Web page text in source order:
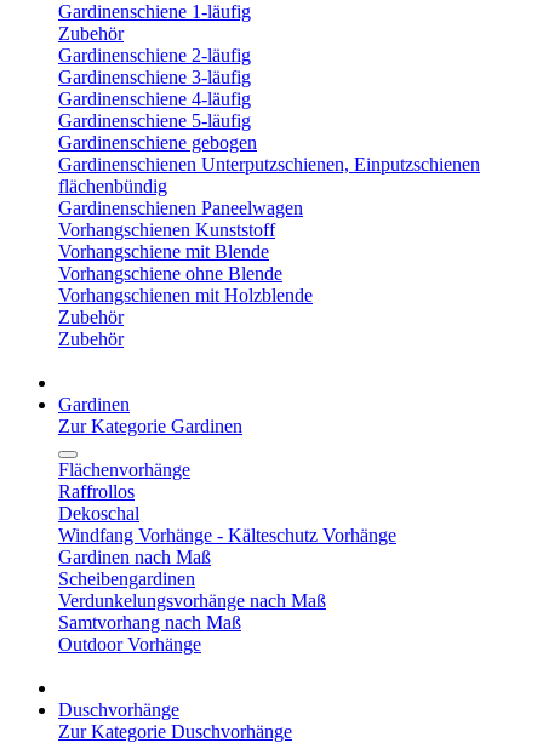
Gardinenschiene 1-läufig
Zubehör
Gardinenschiene 2-läufig
Gardinenschiene 3-läufig
Gardinenschiene 4-läufig
Gardinenschiene 5-läufig
Gardinenschiene gebogen
Gardinenschienen Unterputzschienen, Einputzschienen
flächenbündig
Gardinenschienen Paneelwagen
Vorhangschienen Kunststoff
Vorhangschiene mit Blende
Vorhangschiene ohne Blende
Vorhangschienen mit Holzblende
Zubehör
Zubehör
Gardinen
Zur Kategorie Gardinen
Flächenvorhänge
Raffrollos
Dekoschal
Windfang Vorhänge - Kälteschutz Vorhänge
Gardinen nach Maß
Scheibengardinen
Verdunkelungsvorhänge nach Maß
Samtvorhang nach Maß
Outdoor Vorhänge
Duschvorhänge
Zur Kategorie Duschvorhänge